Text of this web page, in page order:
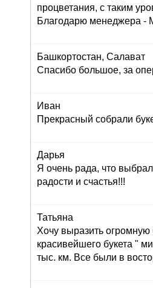
процветания, с таким
Благодарю менеджера -
Башкортостан, Салават
Спасибо большое, за
Иван
Прекрасный собрали
Дарья
Я очень рада, что
радости и счастья!!!
Татьяна
Хочу выразить
красивейшего букета "
тыс. км. Все были в